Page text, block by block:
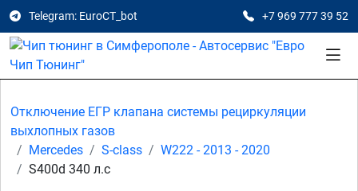
Telegram: EuroCT_bot +7 969 777 39 52
Отключение ЕГР клапана системы рециркуляции
выхлопных газов
Mercedes
S-class
W222 - 2013 - 2020
S400d 340 л.с